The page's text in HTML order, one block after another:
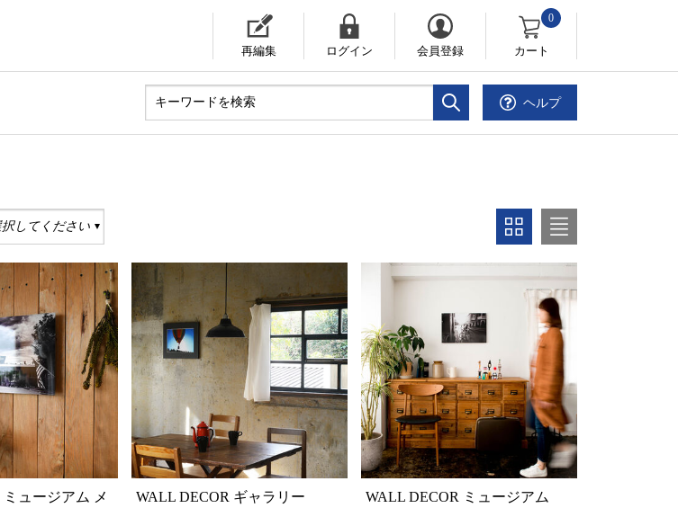
再編集 ログイン 会員登録 カート
0
ヘルプ
ュージアム メ
WALL DECOR ギャラリー WALL DECOR ミュージアム